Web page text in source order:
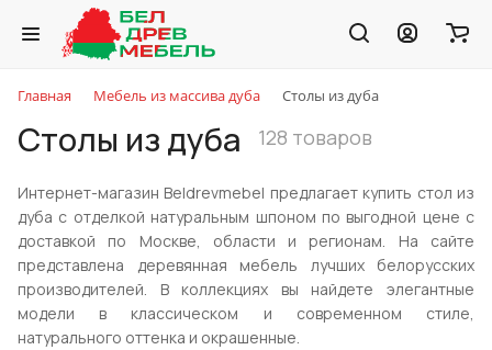
Главная Мебель из массива дуба Столы из дуба
Столы из дуба 128 товаров
Интернет-магазин Beldrevmebel предлагает купить стол из
дуба с отделкой натуральным шпоном по выгодной цене с
доставкой по Москве, области и регионам. На сайте
представлена деревянная мебель лучших белорусских
производителей. В коллекциях вы найдете элегантные
модели в классическом и современном стиле,
натурального оттенка и окрашенные.